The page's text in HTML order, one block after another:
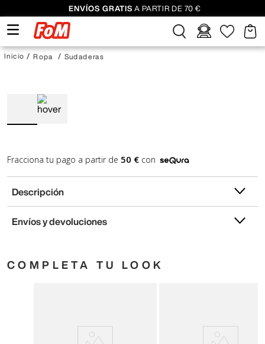
ENVÍOS GRATIS A PARTIR DE 70 €
Ropa Sudaderas
Fracciona tu pago a partir de 50 € con
Descripción
Envíos y devoluciones
COMPLETA TU LOOK